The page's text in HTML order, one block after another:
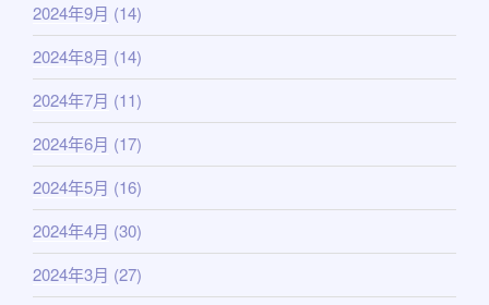
2024年9月 (14)
2024年8月 (14)
2024年7月 (11)
2024年6月 (17)
2024年5月 (16)
2024年4月 (30)
2024年3月 (27)